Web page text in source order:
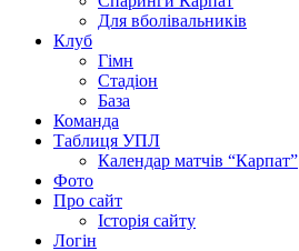
Для вболівальників
Клуб
Гімн
Стадіон
База
Команда
Таблиця УПЛ
Календар матчів “Карпат”
Фото
Про сайт
Історія сайту
Логін